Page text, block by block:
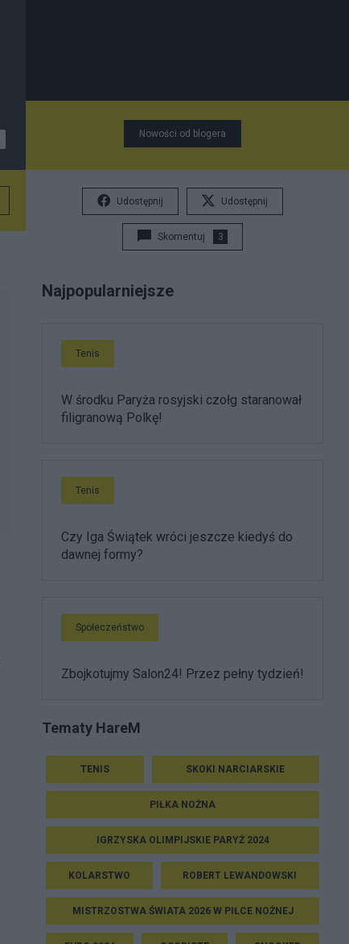
Nowości od blogera
Udostępnij Udostępnij
Skomentuj 3
Najpopularniejsze
Tenis
W środku Paryża rosyjski czołg staranował
filigranową Polkę!
Tenis
Czy Iga Świątek wróci jeszcze kiedyś do
dawnej formy?
Społeczeństwo
Zbojkotujmy Salon24! Przez pełny tydzień!
Tematy HareM
TENIS SKOKI NARCIARSKIE
PIŁKA NOŻNA
IGRZYSKA OLIMPIJSKIE PARYŻ 2024
KOLARSTWO ROBERT LEWANDOWSKI
MISTRZOSTWA ŚWIATA 2026 W PIŁCE NOŻNEJ